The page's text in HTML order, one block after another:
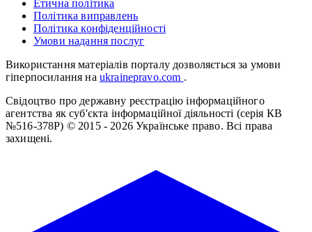
Етична політика
Політика виправлень
Політика конфіденційності
Умови надання послуг
Використання матеріалів порталу дозволяється за умови
гіперпосилання на ukrainepravo.com .
Свідоцтво про державну реєстрацію інформаційного
агентства як суб'єкта інформаційної діяльності (серія КВ
№516-378Р) © 2015 - 2026 Українське право. Всі права
захищені.